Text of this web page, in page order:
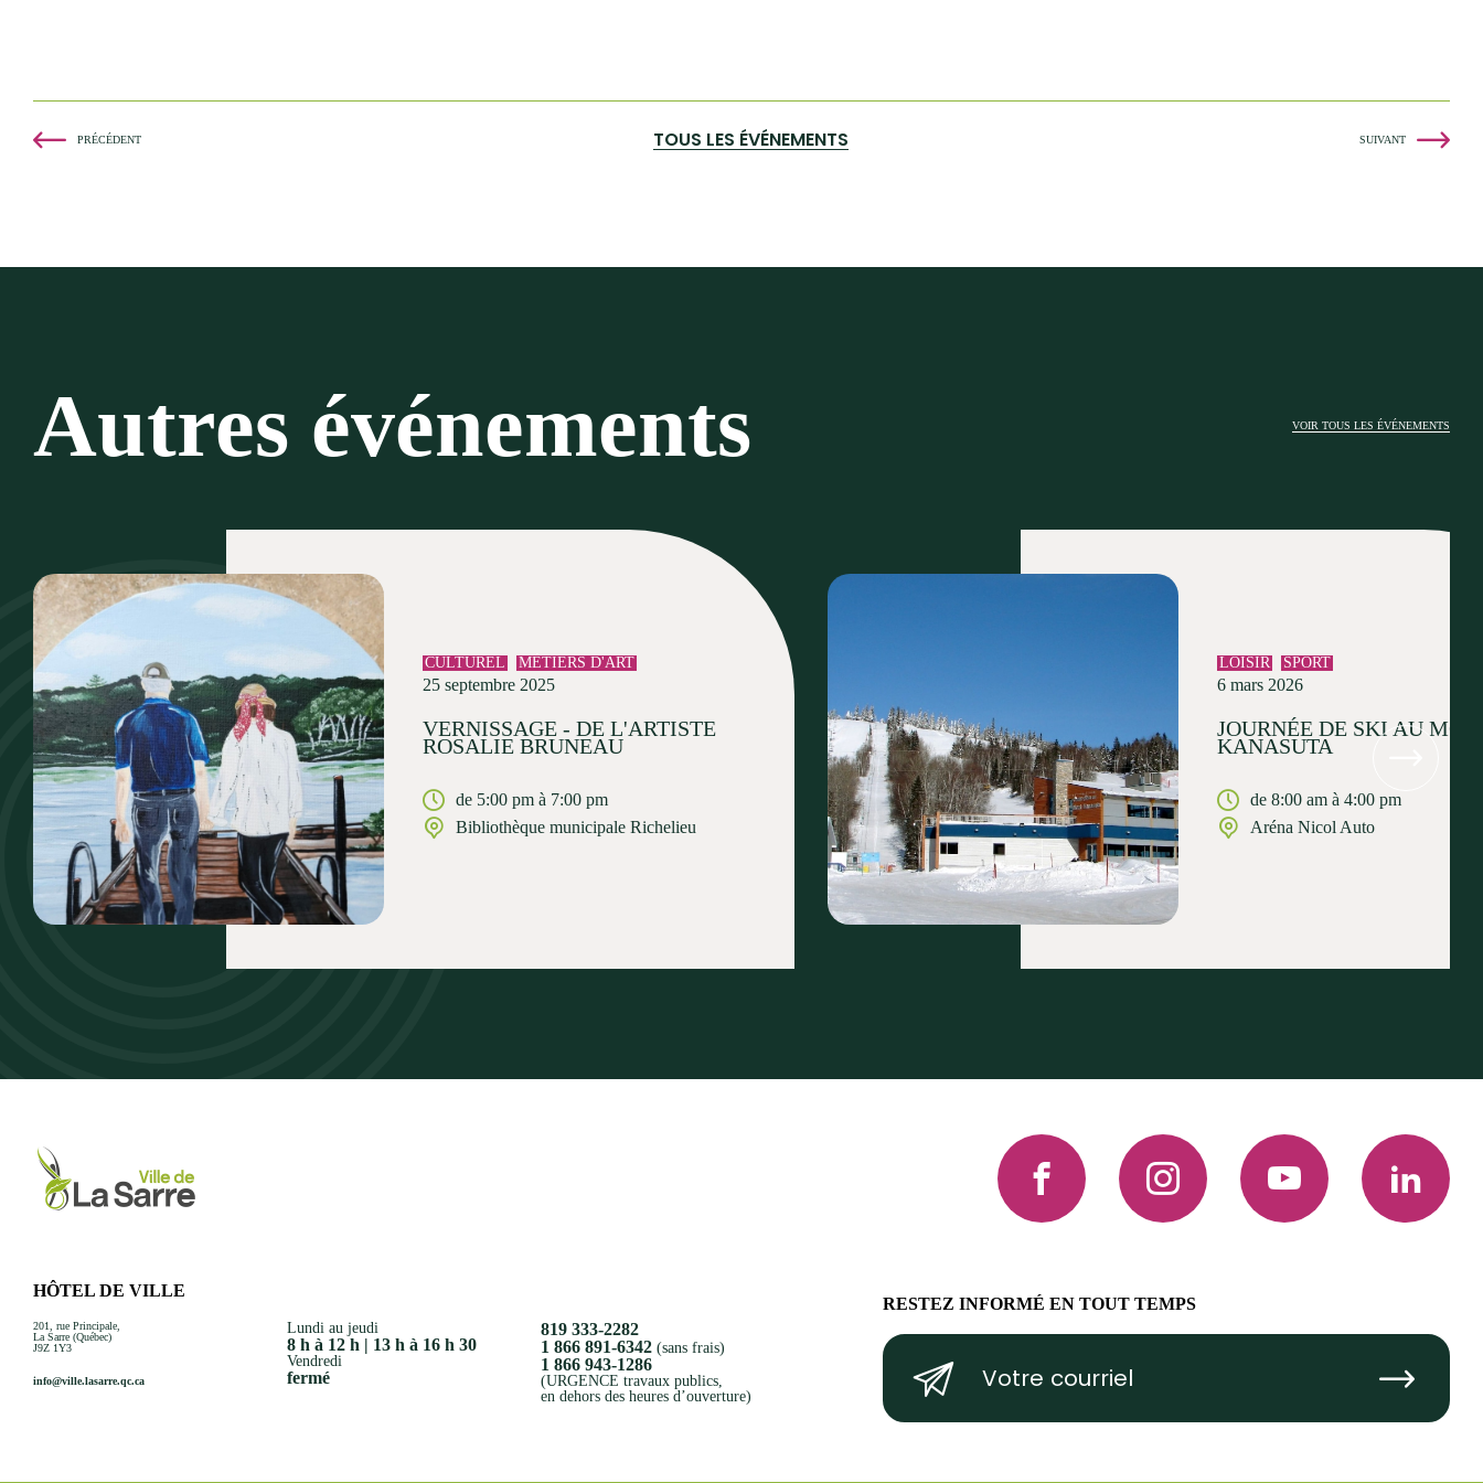
PRÉCÉDENT TOUS LES ÉVÉNEMENTS SUIVANT
Autres événements VOIR TOUS LES ÉVÉNEMENTS
CULTUREL MÉTIERS D'ART
25 septembre 2025
VERNISSAGE - DE L'ARTISTE
ROSALIE BRUNEAU
de 5:00 pm à 7:00 pm
Bibliothèque municipale Richelieu
LOISIR SPORT
6 mars 2026
JOURNÉE DE SKI AU
KANASUTA
de 8:00 am à 4:00 pm
Aréna Nicol Auto
HÔTEL DE VILLE
201, rue Principale,
La Sarre (Québec)
J9Z 1Y3
info@ville.lasarre.qc.ca
Lundi au jeudi
8 h à 12 h | 13 h à 16 h 30
Vendredi
fermé
819 333-2282
1 866 891-6342 (sans frais)
1 866 943-1286
(URGENCE travaux publics,
en dehors des heures d’ouverture)
RESTEZ INFORMÉ EN TOUT TEMPS
Votre
courriel
(Nécessaire)
Submit
FacebookInstagramYouTube LinkedIn